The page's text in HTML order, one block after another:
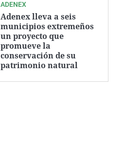
ADENEX
Adenex lleva a seis
municipios extremeños
un proyecto que
promueve la
conservación de su
patrimonio natural